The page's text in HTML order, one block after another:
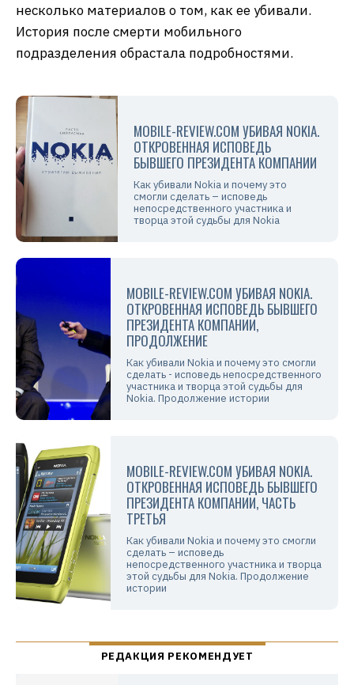
несколько материалов о том, как ее убивали.
История после смерти мобильного
подразделения обрастала подробностями.
MOBILE-REVIEW.COM УБИВАЯ NOKIA.
ОТКРОВЕННАЯ ИСПОВЕДЬ
БЫВШЕГО ПРЕЗИДЕНТА КОМПАНИИ
Как убивали Nokia и почему это
смогли сделать – исповедь
непосредственного участника и
творца этой судьбы для Nokia
MOBILE-REVIEW.COM УБИВАЯ NOKIA.
ОТКРОВЕННАЯ ИСПОВЕДЬ БЫВШЕГО
ПРЕЗИДЕНТА КОМПАНИИ,
ПРОДОЛЖЕНИЕ
Как убивали Nokia и почему это смогли
сделать - исповедь непосредственного
участника и творца этой судьбы для
Nokia. Продолжение истории
MOBILE-REVIEW.COM УБИВАЯ NOKIA.
ОТКРОВЕННАЯ ИСПОВЕДЬ БЫВШЕГО
ПРЕЗИДЕНТА КОМПАНИИ, ЧАСТЬ
ТРЕТЬЯ
Как убивали Nokia и почему это смогли
сделать – исповедь
непосредственного участника и творца
этой судьбы для Nokia. Продолжение
истории